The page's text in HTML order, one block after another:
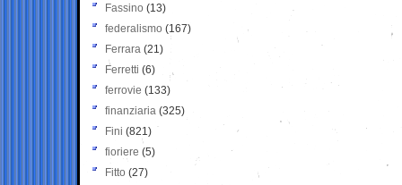
Fassino (13)
federalismo (167)
Ferrara (21)
Ferretti (6)
ferrovie (133)
finanziaria (325)
Fini (821)
fioriere (5)
Fitto (27)